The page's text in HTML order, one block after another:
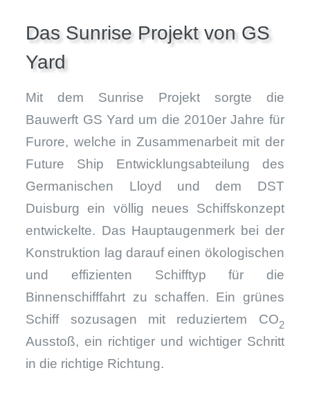
Das Sunrise Projekt von GS
Yard
Mit dem Sunrise Projekt sorgte die
Bauwerft GS Yard um die 2010er Jahre für
Furore, welche in Zusammenarbeit mit der
Future Ship Entwicklungsabteilung des
Germanischen Lloyd und dem DST
Duisburg ein völlig neues Schiffskonzept
entwickelte. Das Hauptaugenmerk bei der
Konstruktion lag darauf einen ökologischen
und effizienten Schifftyp für die
Binnenschifffahrt zu schaffen. Ein grünes
Schiff sozusagen mit reduziertem CO2
Ausstoß, ein richtiger und wichtiger Schritt
in die richtige Richtung.